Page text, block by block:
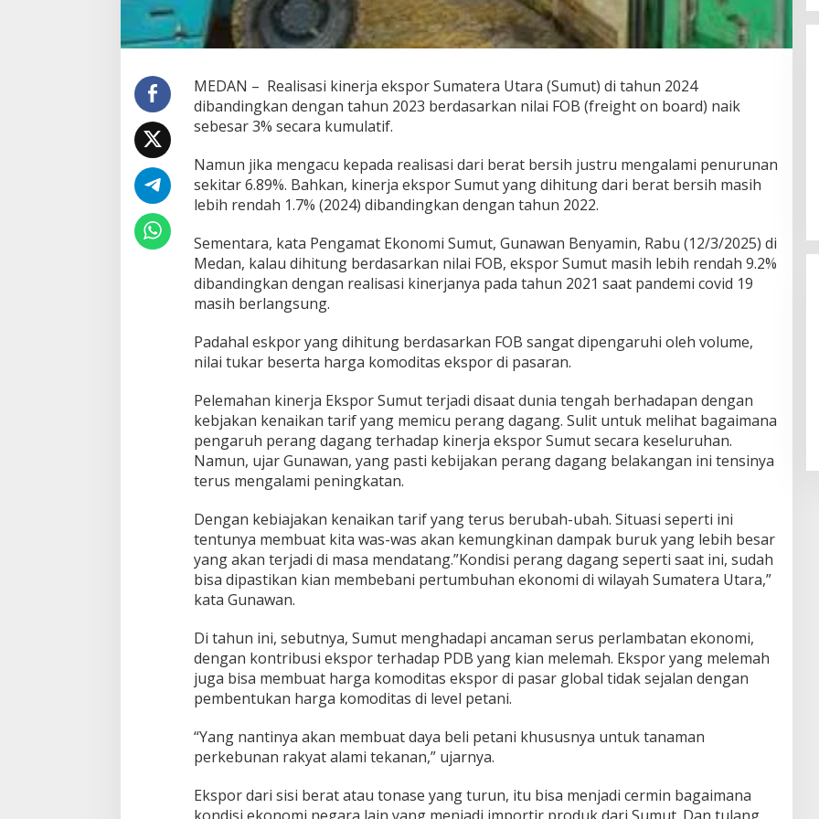
a
E
p
o
r
u
m
u
t
e
l
a
m
b
t
MEDAN – Realisasi kinerja ekspor Sumatera Utara (Sumut) di tahun 2024
dibandingkan dengan tahun 2023 berdasarkan nilai FOB (freight on board) naik
sebesar 3% secara kumulatif.
Namun jika mengacu kepada realisasi dari berat bersih justru mengalami penurunan
sekitar 6.89%. Bahkan, kinerja ekspor Sumut yang dihitung dari berat bersih masih
lebih rendah 1.7% (2024) dibandingkan dengan tahun 2022.
Sementara, kata Pengamat Ekonomi Sumut, Gunawan Benyamin, Rabu (12/3/2025) di
Medan, kalau dihitung berdasarkan nilai FOB, ekspor Sumut masih lebih rendah 9.2%
dibandingkan dengan realisasi kinerjanya pada tahun 2021 saat pandemi covid 19
masih berlangsung.
Padahal eskpor yang dihitung berdasarkan FOB sangat dipengaruhi oleh volume,
nilai tukar beserta harga komoditas ekspor di pasaran.
Pelemahan kinerja Ekspor Sumut terjadi disaat dunia tengah berhadapan dengan
kebjakan kenaikan tarif yang memicu perang dagang. Sulit untuk melihat bagaimana
pengaruh perang dagang terhadap kinerja ekspor Sumut secara keseluruhan.
Namun, ujar Gunawan, yang pasti kebijakan perang dagang belakangan ini tensinya
terus mengalami peningkatan.
Dengan kebiajakan kenaikan tarif yang terus berubah-ubah. Situasi seperti ini
tentunya membuat kita was-was akan kemungkinan dampak buruk yang lebih besar
yang akan terjadi di masa mendatang.”Kondisi perang dagang seperti saat ini, sudah
bisa dipastikan kian membebani pertumbuhan ekonomi di wilayah Sumatera Utara,”
kata Gunawan.
Di tahun ini, sebutnya, Sumut menghadapi ancaman serus perlambatan ekonomi,
dengan kontribusi ekspor terhadap PDB yang kian melemah. Ekspor yang melemah
juga bisa membuat harga komoditas ekspor di pasar global tidak sejalan dengan
pembentukan harga komoditas di level petani.
“Yang nantinya akan membuat daya beli petani khususnya untuk tanaman
perkebunan rakyat alami tekanan,” ujarnya.
Ekspor dari sisi berat atau tonase yang turun, itu bisa menjadi cermin bagaimana
kondisi ekonomi negara lain yang menjadi importir produk dari Sumut. Dan tulang
BTN Cetak Kinerja Cemerlang,
Laba Bersih Semester I Tahun
2026 Melesat 40,8 Persen dan NPL
BTN Cetak Kinerja Cemerlang,
Laba Bersih Semester I Tahun
2026 Melesat 40,8 Persen dan NPL
Turun Jadi 2,99 Persen